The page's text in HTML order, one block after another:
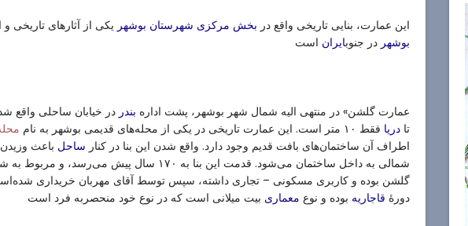
این عمارت، بنایی تاریخی واقع در بخش مرکزی شهرستان بوشهر یکی از آثارهای تاریخی و
بوشهر در جنوبایران است
«عمارت گلشن» در منتهی الیه شمال شهر بوشهر، پشت اداره بندر در خیابان ساحلی واقع
تا دریا فقط ۱۰ متر است. این عمارت تاریخی در یکی از محله‌های قدیمی بوشهر به نام
اطراف آن ساختمان‌های بافت قدیم وجود دارد. واقع شدن این بنا در کنار ساحل باعث
شمالی به داخل ساختمان می‌شود. قدمت این بنا به ۱۷۰ سال
گلشن بوده و کاربری مسکونی – تجاری داشته، سپس توسط آقای مهربان خریداری
دورهٔ قاجاریه بوده و نوع معماری بیت میلانی است که در نوع خود منحصربه فرد است